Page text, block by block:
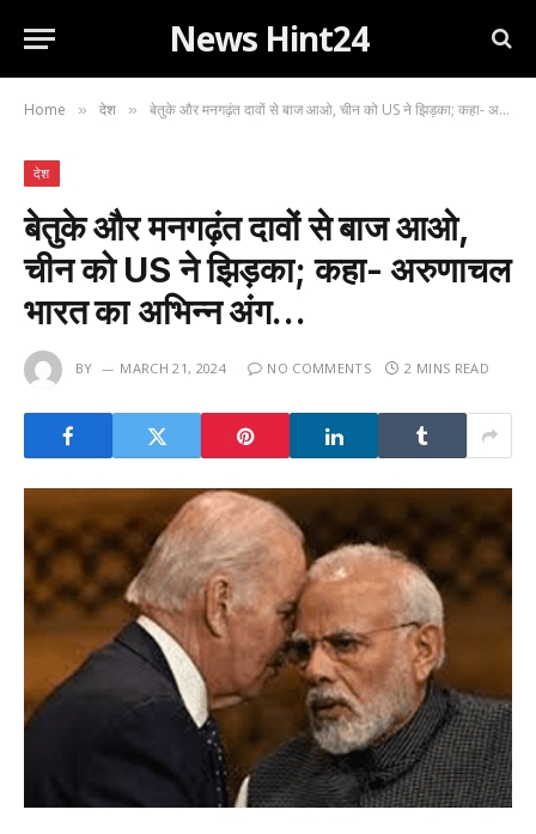
News Hint24
Home » देश » बेतुके और मनगढ़ंत दावों से बाज आओ, चीन को US ने झिड़का; कहा- अरुणाचल भारत का अभिन्न अंग…
देश
बेतुके और मनगढ़ंत दावों से बाज आओ,
चीन को US ने झिड़का; कहा- अरुणाचल
भारत का अभिन्न अंग…
BY MARCH 21, 2024 NO COMMENTS 2 MINS READ